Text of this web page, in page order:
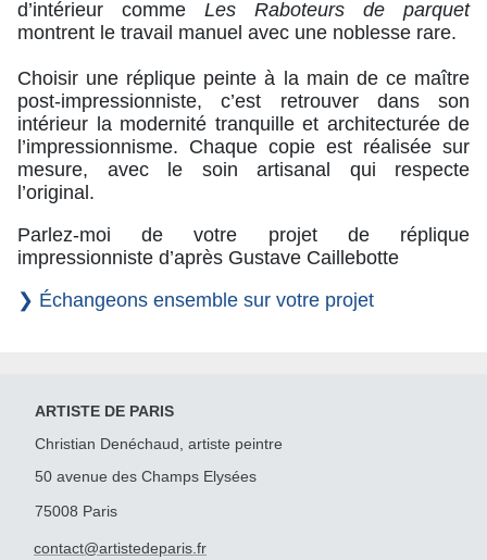
d’intérieur comme Les Raboteurs de parquet
montrent le travail manuel avec une noblesse rare.
Choisir une réplique peinte à la main de ce maître
post-impressionniste, c’est retrouver dans son
intérieur la modernité tranquille et architecturée de
l’impressionnisme. Chaque copie est réalisée sur
mesure, avec le soin artisanal qui respecte
l’original.
Parlez-moi de votre projet de réplique
impressionniste d’après Gustave Caillebotte
❯ Échangeons ensemble sur votre projet
ARTISTE DE PARIS
Christian Denéchaud, artiste peintre
50 avenue des Champs Elysées
75008 Paris
contact@artistedeparis.fr